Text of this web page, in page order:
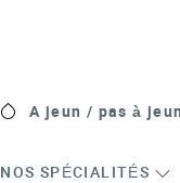
A jeun / pas à jeun
NOS SPÉCIALITÉS